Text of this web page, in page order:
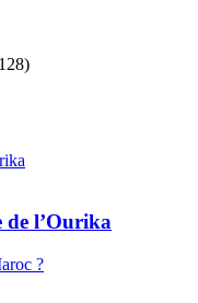
de l’Ourika
?